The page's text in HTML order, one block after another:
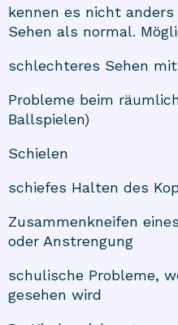
kennen es nicht
Sehen als normal.
schlechteres Sehen
Probleme beim
Ballspielen)
Schielen
schiefes Halten des
Zusammenkneifen
oder Anstrengung
schulische Probleme,
gesehen wird